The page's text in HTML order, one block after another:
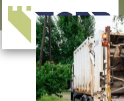
Cégünkről
Tevékenységeink